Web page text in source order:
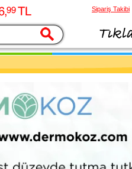
Sipariş Takibi